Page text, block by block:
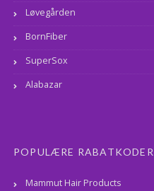
Løvegården
BornFiber
SuperSox
Alabazar
POPULÆRE RABATKODER
Mammut Hair Products